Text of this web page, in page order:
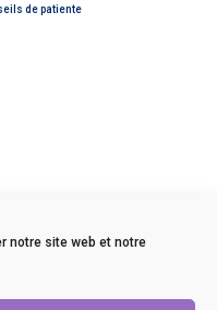
notre site web et notre
de patiente